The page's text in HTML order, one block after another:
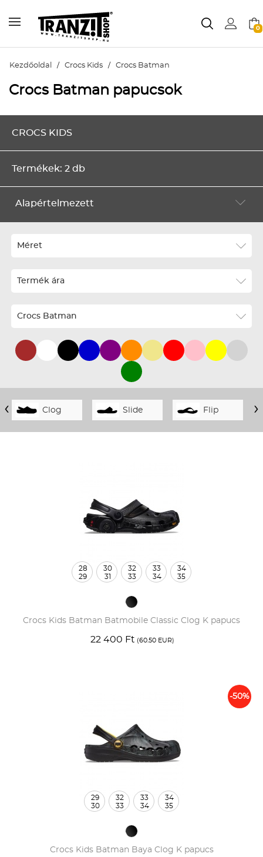
0
Kezdőoldal / Crocs Kids / Crocs Batman
Crocs Batman papucsok
CROCS KIDS
Termékek: 2 db
Alapértelmezett
Alapértelmezett
Legújabbak
Téli termékek előre ár szerint növekvő
Nyári új termékek előre
Méret
Termék ára
Crocs Batman
Clog Slide Flip
‹ ›
Crocs Kids Batman Batmobile Classic Clog K papucs
22 400 Ft (60.50 EUR)
28
29
30
31
32
33
33
34
34
35
-50%
Crocs Kids Batman Baya Clog K papucs
29
30
32
33
33
34
34
35